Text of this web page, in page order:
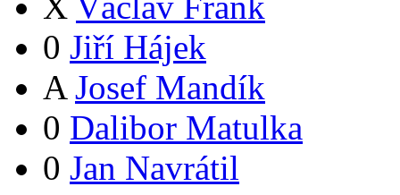
0 Jiří Hájek
A Josef Mandík
0 Dalibor Matulka
0 Jan Navrátil